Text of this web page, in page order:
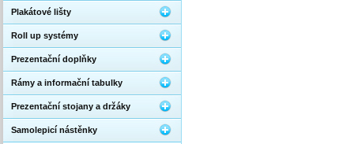
Plakátové lišty
Roll up systémy
Prezentační doplňky
Rámy a informační tabulky
Prezentační stojany a držáky
Samolepicí nástěnky